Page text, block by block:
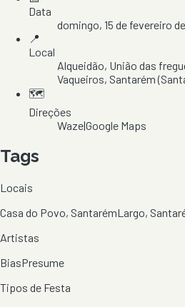
Data
domingo, 15 de fevereiro
📍
Local
Alqueidão, União das
Vaqueiros, Santarém
🗺️
Direções
Waze|Google Maps
Tags
Locais
Casa do Povo, SantarémLargo,
Artistas
BiasPresume
Tipos de Festa